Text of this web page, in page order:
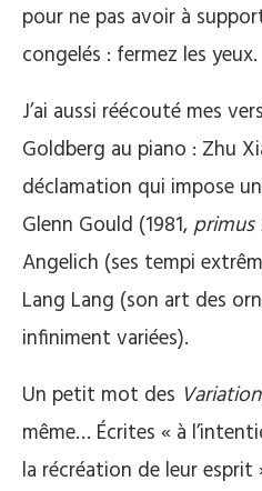
pour ne pas avoir à
congelés : fermez les yeux.
J’ai aussi réécouté mes
Goldberg au piano : Zhu
déclamation qui impose
Glenn Gould (1981,primus
Angelich (ses tempi
Lang Lang (son art des
infiniment variées).
Un petit mot des
même… Écrites « à
la récréation de leur esprit